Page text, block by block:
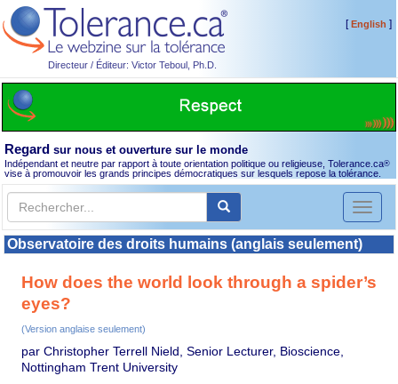
Directeur / Éditeur: Victor Teboul, Ph.D.
[English ]
Regard sur nous et ouverture sur le monde
Indépendant et neutre par rapport à toute orientation politique ou religieuse, Tolerance.ca®
vise à promouvoir les grands principes démocratiques sur lesquels repose la tolérance.
Toggle
Observatoire des droits humains (anglais seulement)
How does the world look through a spider’s
eyes?
(Version anglaise seulement)
par Christopher Terrell Nield, Senior Lecturer, Bioscience,
Nottingham Trent University